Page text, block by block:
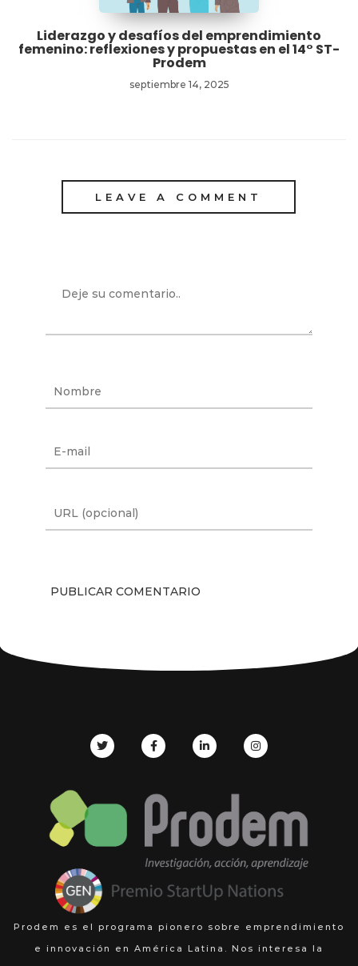
Liderazgo y desafíos del emprendimiento
femenino: reflexiones y propuestas en el 14° ST-
Prodem
septiembre 14, 2025
LEAVE A COMMENT
Prodem es el programa pionero sobre emprendimiento
e innovación en América Latina. Nos interesa la